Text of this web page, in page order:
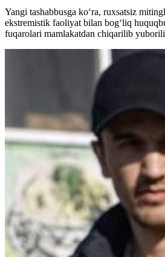
Yangi tashabbusga ko‘ra, ruxsatsiz
ekstremistik faoliyat bilan bog‘liq
fuqarolari mamlakatdan chiqarilib